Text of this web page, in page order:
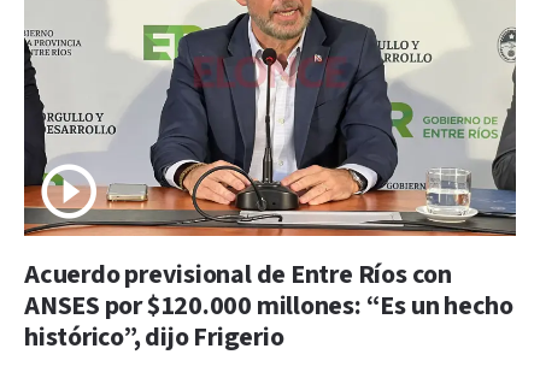
Acuerdo previsional de Entre Ríos con
ANSES por $120.000 millones: “Es un hecho
histórico”, dijo Frigerio